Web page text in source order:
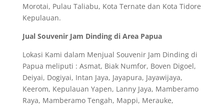
Morotai, Pulau Taliabu, Kota Ternate dan Kota Tidore
Kepulauan.
Jual Souvenir Jam Dinding di Area Papua
Lokasi Kami dalam Menjual Souvenir Jam Dinding di
Papua meliputi : Asmat, Biak Numfor, Boven Digoel,
Deiyai, Dogiyai, Intan Jaya, Jayapura, Jayawijaya,
Keerom, Kepulauan Yapen, Lanny Jaya, Mamberamo
Raya, Mamberamo Tengah, Mappi, Merauke,